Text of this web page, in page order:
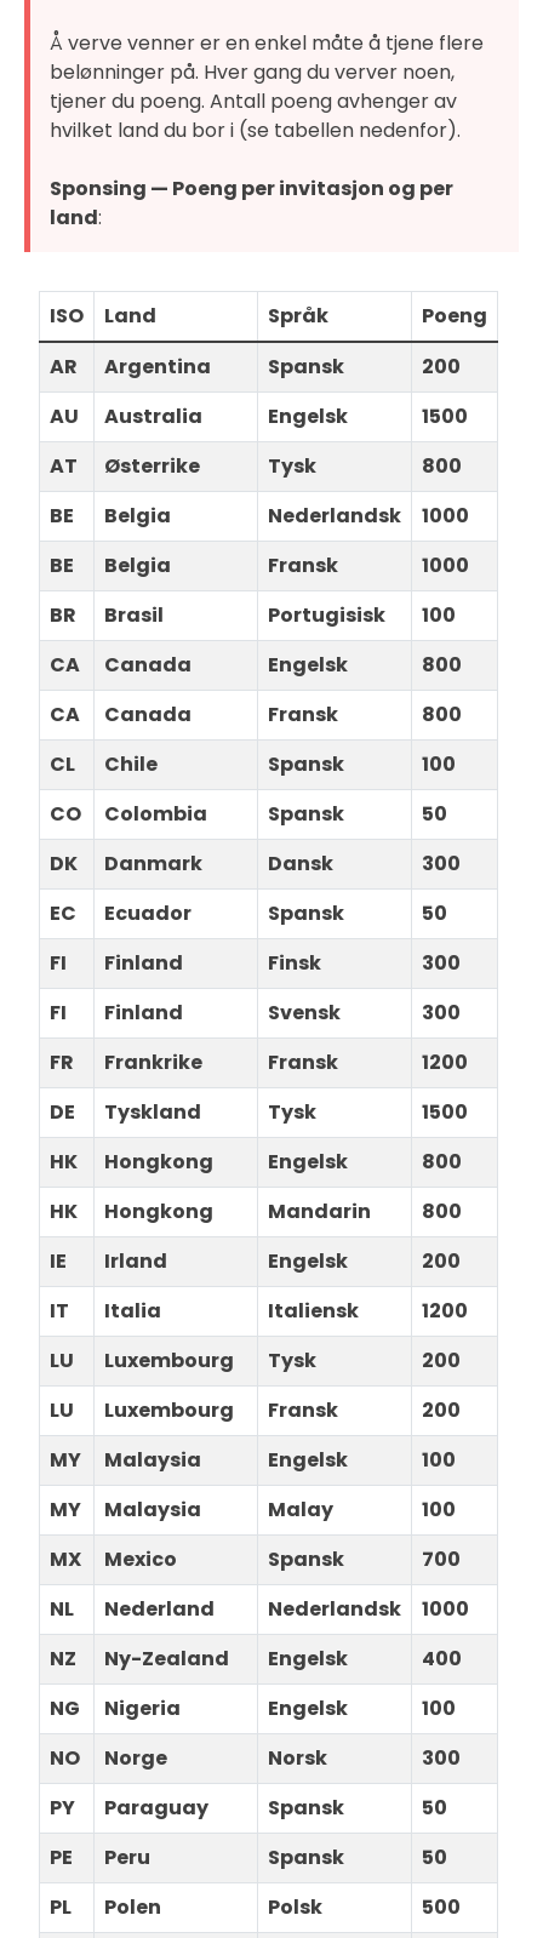
Å verve venner er en enkel måte å tjene flere
belønninger på. Hver gang du verver noen,
tjener du poeng. Antall poeng avhenger av
hvilket land du bor i (se tabellen nedenfor).
Sponsing — Poeng per invitasjon og per
land:
ISO Land Språk
Poeng
AR
Argentina Spansk
200
AU
Australia Engelsk
1500
AT
Østerrike Tysk
800
BE
Belgia Nederlandsk
1000
BE
Belgia Fransk
1000
BR
Brasil Portugisisk
100
CA
Canada Engelsk
800
CA
Canada Fransk
800
CL
Chile Spansk
100
CO
Colombia Spansk
50
DK
Danmark Dansk
300
EC
Ecuador Spansk
50
FI
Finland Finsk
300
FI
Finland Svensk
300
FR
Frankrike Fransk
1200
DE
Tyskland Tysk
1500
HK
Hongkong Engelsk
800
HK
Hongkong Mandarin
800
IE
Irland Engelsk
200
IT
Italia Italiensk
1200
LU
Luxembourg Tysk
200
LU
Luxembourg Fransk
200
MY
Malaysia Engelsk
100
MY
Malaysia Malay
100
MX
Mexico Spansk
700
NL
Nederland Nederlandsk
1000
NZ
Ny-Zealand Engelsk
400
NG
Nigeria Engelsk
100
NO
Norge Norsk
300
PY
Paraguay Spansk
50
PE
Peru Spansk
50
PL
Polen Polsk
500